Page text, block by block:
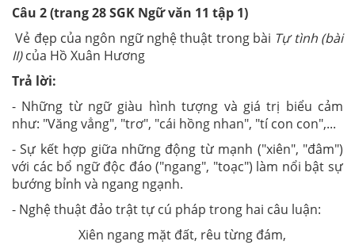
Câu 2 (trang 28 SGK Ngữ văn 11 tập 1)
Vẻ đẹp của ngôn ngữ nghệ thuật trong bài Tự tình (bài
II)của Hồ Xuân Hương
Trả lời:
- Những từ ngữ giàu hình tượng và giá trị biểu cảm
như: "Văng vẳng", "trơ", "cái hồng nhan", "tí con con",...
- Sự kết hợp giữa những động từ mạnh ("xiên", "đâm")
với các bổ ngữ độc đáo ("ngang", "toạc") làm nổi bật sự
bướng bỉnh và ngang ngạnh.
- Nghệ thuật đảo trật tự cú pháp trong hai câu luận:
Xiên ngang mặt đất, rêu từng đám,